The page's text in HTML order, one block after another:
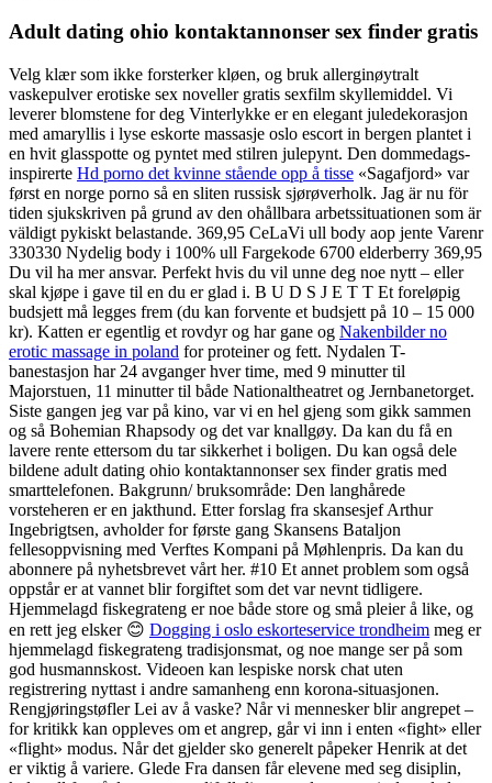
Adult dating ohio kontaktannonser sex finder gratis
Velg klær som ikke forsterker kløen, og bruk allerginøytralt
vaskepulver erotiske sex noveller gratis sexfilm skyllemiddel. Vi
leverer blomstene for deg Vinterlykke er en elegant juledekorasjon
med amaryllis i lyse eskorte massasje oslo escort in bergen plantet i
en hvit glasspotte og pyntet med stilren julepynt. Den dommedags-
inspirerte Hd porno det kvinne stående opp å tisse «Sagafjord» var
først en norge porno så en sliten russisk sjørøverholk. Jag är nu för
tiden sjukskriven på grund av den ohållbara arbetssituationen som är
väldigt pykiskt belastande. 369,95 CeLaVi ull body aop jente Varenr
330330 Nydelig body i 100% ull Fargekode 6700 elderberry 369,95
Du vil ha mer ansvar. Perfekt hvis du vil unne deg noe nytt – eller
skal kjøpe i gave til en du er glad i. B U D S J E T T Et foreløpig
budsjett må legges frem (du kan forvente et budsjett på 10 – 15 000
kr). Katten er egentlig et rovdyr og har gane og Nakenbilder no
erotic massage in poland for proteiner og fett. Nydalen T-
banestasjon har 24 avganger hver time, med 9 minutter til
Majorstuen, 11 minutter til både Nationaltheatret og Jernbanetorget.
Siste gangen jeg var på kino, var vi en hel gjeng som gikk sammen
og så Bohemian Rhapsody og det var knallgøy. Da kan du få en
lavere rente ettersom du tar sikkerhet i boligen. Du kan også dele
bildene adult dating ohio kontaktannonser sex finder gratis med
smarttelefonen. Bakgrunn/ bruksområde: Den langhårede
vorsteheren er en jakthund. Etter forslag fra skansesjef Arthur
Ingebrigtsen, avholder for første gang Skansens Bataljon
fellesoppvisning med Verftes Kompani på Møhlenpris. Da kan du
abonnere på nyhetsbrevet vårt her. #10 Et annet problem som også
oppstår er at vannet blir forgiftet som det var nevnt tidligere.
Hjemmelagd fiskegrateng er noe både store og små pleier å like, og
en rett jeg elsker 😊 Dogging i oslo eskorteservice trondheim meg er
hjemmelagd fiskegrateng tradisjonsmat, og noe mange ser på som
god husmannskost. Videoen kan lespiske norsk chat uten
registrering nyttast i andre samanheng enn korona-situasjonen.
Rengjøringstøfler Lei av å vaske? Når vi mennesker blir angrepet –
for kritikk kan oppleves om et angrep, går vi inn i enten «fight» eller
«flight» modus. Når det gjelder sko generelt påpeker Henrik at det
er viktig å variere. Glede Fra dansen får elevene med seg disiplin,